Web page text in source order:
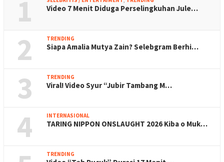
1 Video 7 Menit Diduga Perselingkuhan Jule…
2 TRENDING
Siapa Amalia Mutya Zain? Selebgram Berhi…
3 TRENDING
Viral! Video Syur “Jubir Tambang M…
4 INTERNASIONAL
TARING NIPPON ONSLAUGHT 2026 Kiba o Muk…
TRENDING